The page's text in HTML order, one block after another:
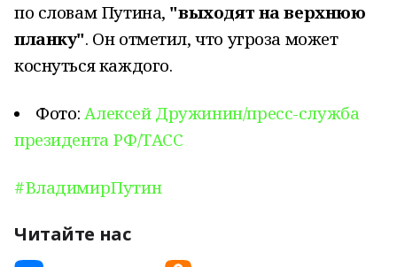
по словам Путина, "выходят на верхнюю
планку". Он отметил, что угроза может
коснуться каждого.
Фото:Алексей Дружинин/пресс-служба
президента РФ/ТАСС
#ВладимирПутин
Читайте нас